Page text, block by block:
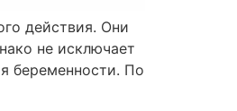
действия. Они
не исключает
беременности. По